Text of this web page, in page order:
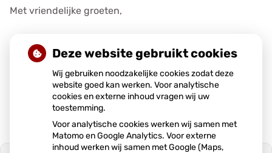
Met vriendelijke groeten,
uw apotheek team.
Publicatiedatum:24-09-2025
Deze website gebruikt cookies
Wij gebruiken noodzakelijke cookies zodat deze
website goed kan werken. Voor analytische
cookies en externe inhoud vragen wij uw
toestemming.
Voor analytische cookies werken wij samen met
Matomo en Google Analytics. Voor externe
inhoud werken wij samen met Google (Maps,